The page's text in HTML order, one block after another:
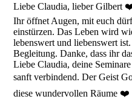
Liebe Claudia, lieber Gilbert
Ihr öffnet Augen, mit euch
einstürzen. Das Leben wird
lebenswert und liebenswert
Begleitung. Danke, dass ihr
Liebe Claudia, deine
sanft verbindend. Der Geist
diese wundervollen